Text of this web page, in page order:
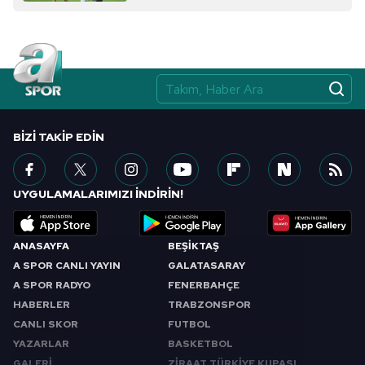
vasıtasıyla belirleyebilirsiniz. Çerezlere ilişkin detaylı bilgi
için Ayarlar butonuna tıklayabilir,Çerez Bilgilendirme
Metnimizi
ziyaret edebilirsiniz.
6698 sayılı Kişisel Verilerin Korunması Kanunu uyarınca
ilgili mevzuata uygun olarak kullanılan çerezlerle ilgili bilgi
almak için lütfen
tıklayınız .
ANASAYFA
A SPOR CANLI YAYIN
A SPOR RADYO
HABERLER
CANLI SKOR
YAZARLAR
BEŞİKTAŞ
GALATASARAY
FENERBAHÇE
TRABZONSPOR
FUTBOL
BASKETBOL
BIZI TAKIP EDIN
UYGULAMALARIMIZI İNDİRİN!